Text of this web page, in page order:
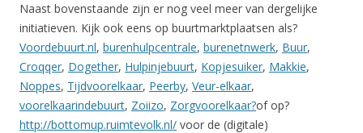
Naast bovenstaande zijn er nog veel meer van dergelijke
initiatieven. Kijk ook eens op buurtmarktplaatsen als?
Voordebuurt.nl, burenhulpcentrale, burenetnwerk, Buur,
Croqqer, Dogether, Hulpinjebuurt, Kopjesuiker, Makkie,
Noppes, Tijdvoorelkaar, Peerby, Veur-elkaar,
voorelkaarindebuurt, Zoiizo, Zorgvoorelkaar?of op?
http://bottomup.ruimtevolk.nl/ voor de (digitale)